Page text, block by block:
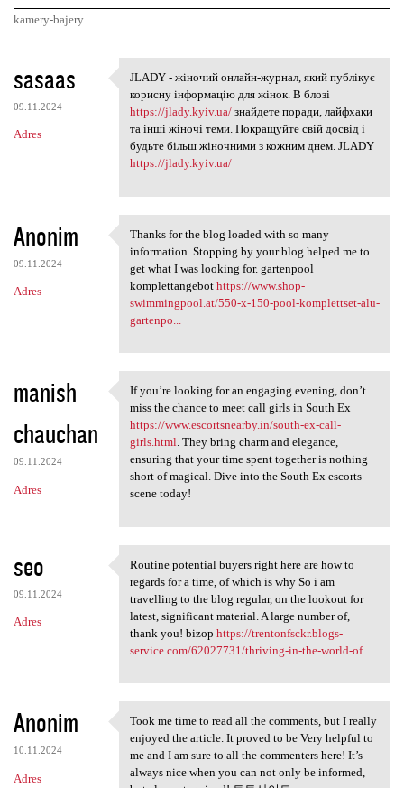
kamery-bajery
K
o
m
e
a
r
z
e
sasaas
09.11.2024
Adres
JLADY - жіночий онлайн-журнал
JLADY - жіночий онлайн-журнал, який публікує
корисну інформацію для жінок. В блозі
https://jlady.kyiv.ua/знайдете поради, лайфхаки
та інші жіночі теми. Покращуйте свій досвід і
будьте більш жіночними з кожним днем. JLADY
https://jlady.kyiv.ua/
Anonim
09.11.2024
Adres
Thanks for the blog loaded
Thanks for the blog loaded with so many
information. Stopping by your blog helped me to
get what I was looking for. gartenpool
komplettangebot https://www.shop-
swimmingpool.at/550-x-150-pool-komplettset-alu-
gartenpo...
manish
chauchan
09.11.2024
Adres
If you’re looking for an
If you’re looking for an engaging evening, don’t
miss the chance to meet call girls in South Ex
https://www.escortsnearby.in/south-ex-call-
girls.html. They bring charm and elegance,
ensuring that your time spent together is nothing
short of magical. Dive into the South Ex escorts
scene today!
seo
09.11.2024
Adres
Routine potential buyers
Routine potential buyers right here are how to
regards for a time, of which is why So i am
travelling to the blog regular, on the lookout for
latest, significant material. A large number of,
thank you! bizop https://trentonfsckr.blogs-
service.com/62027731/thriving-in-the-world-of...
Anonim
10.11.2024
Adres
Took me time to read all the
Took me time to read all the comments, but I really
enjoyed the article. It proved to be Very helpful to
me and I am sure to all the commenters here! It’s
always nice when you can not only be informed,